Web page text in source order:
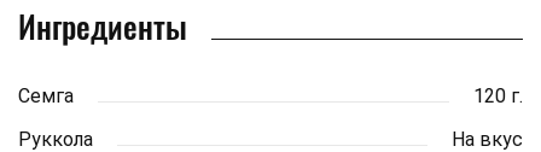
Ингредиенты
Семга
120 г.
Руккола
На вкус